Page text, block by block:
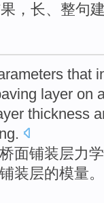
，长、整句
that
layer on
thickness
桥面铺装层力学
装层的模量。